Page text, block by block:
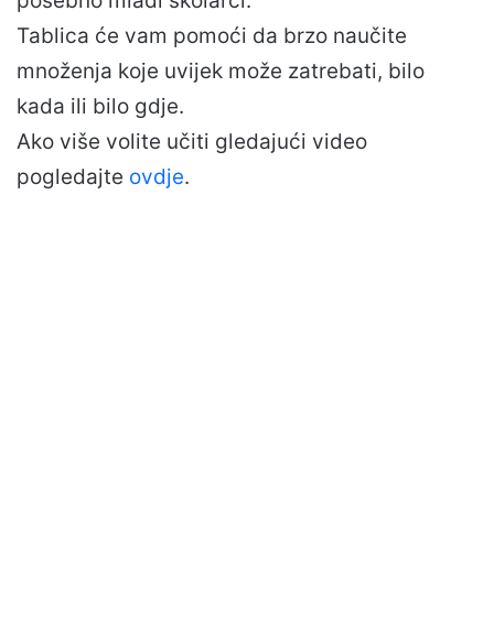
Tablica će vam pomoći da brzo naučite
množenja koje uvijek može zatrebati, bilo
kada ili bilo gdje.
Ako više volite učiti gledajući video
pogledajte ovdje.